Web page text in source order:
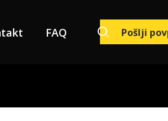
FAQ Pošlji